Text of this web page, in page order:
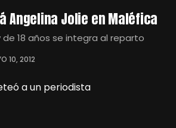
Angelina Jolie en Maléfica
de 18 años se integra al reparto
10, 2012